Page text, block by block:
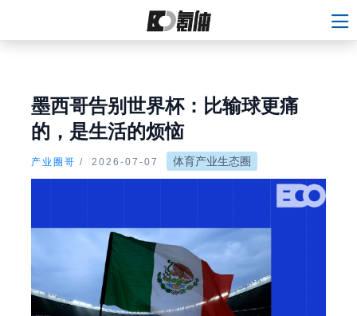
墨西哥告别世界杯：比输球更痛
的，是生活的烦恼
产业圈哥 / 2026-07-07 体育产业生态圈